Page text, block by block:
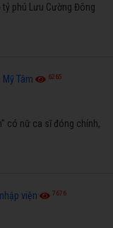
tỷ phú Lưu Cường Đông
Tâm 6265
có nữ ca sĩ đóng chính,
viện 7676